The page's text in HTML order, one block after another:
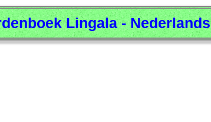
Lingala - Nederlands